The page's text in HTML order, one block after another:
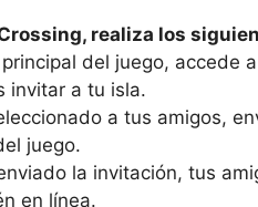
realiza los
del juego, accede
invitar ⁤a tu isla.
a tus⁣ amigos,
juego.
la invitación, tus
en línea.